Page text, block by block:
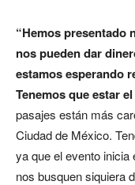
“Hemos presentado
nos pueden dar
estamos esperando
Tenemos que estar
pasajes están más
Ciudad de México.
ya que el evento
nos busquen siquiera